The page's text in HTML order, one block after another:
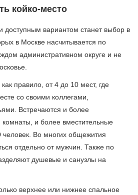
койко-место
доступным вариантом станет выбор в
в Москве насчитывается по
административном округе и не
правило, от 4 до 10 мест, где
со своими коллегами,
Встречаются и более
и более вместительные
Во многих общежития
отдельно от мужчин. Также по
душевые и санузлы на
верхнее или нижнее спальное